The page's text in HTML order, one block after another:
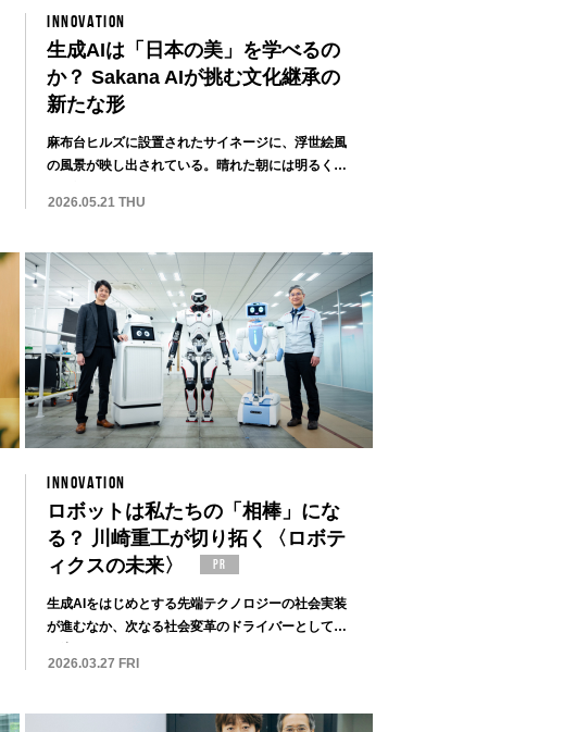
INNOVATION
生成AIは「日本の美」を学べるの
か？ Sakana AIが挑む文化継承の
新たな形
麻布台ヒルズに設置されたサイネージに、浮世絵風
の風景が映し出されている。晴れた朝には明るく開
2026.05.21 THU
INNOVATION
ロボットは私たちの「相棒」にな
る？ 川崎重工が切り拓く〈ロボテ
ィクスの未来〉
生成AIをはじめとする先端テクノロジーの社会実装
が進むなか、次なる社会変革のドライバーとしてい
2026.03.27 FRI